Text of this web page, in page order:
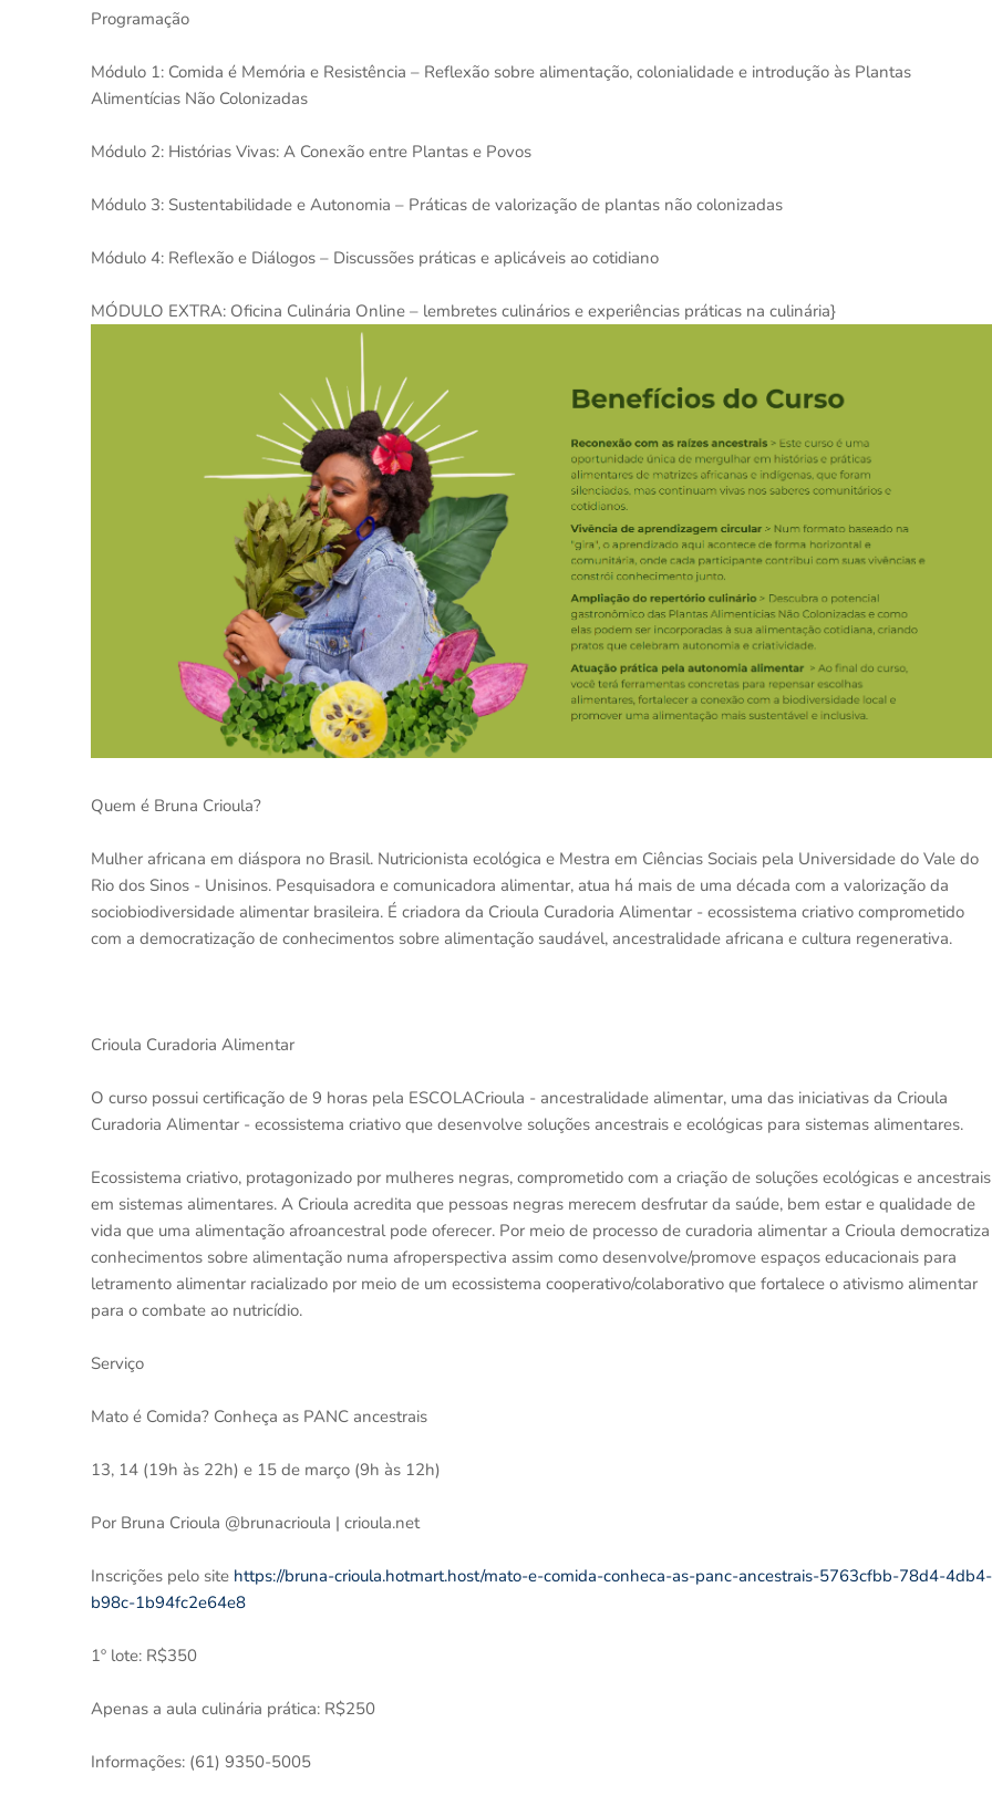
Programação
Módulo 1: Comida é Memória e Resistência – Reflexão sobre alimentação, colonialidade e introdução às Plantas
Alimentícias Não Colonizadas
Módulo 2: Histórias Vivas: A Conexão entre Plantas e Povos
Módulo 3: Sustentabilidade e Autonomia – Práticas de valorização de plantas não colonizadas
Módulo 4: Reflexão e Diálogos – Discussões práticas e aplicáveis ao cotidiano
MÓDULO EXTRA: Oficina Culinária Online – lembretes culinários e experiências práticas na culinária}
Quem é Bruna Crioula?
Mulher africana em diáspora no Brasil. Nutricionista ecológica e Mestra em Ciências Sociais pela Universidade do Vale do
Rio dos Sinos - Unisinos. Pesquisadora e comunicadora alimentar, atua há mais de uma década com a valorização da
sociobiodiversidade alimentar brasileira. É criadora da Crioula Curadoria Alimentar - ecossistema criativo comprometido
com a democratização de conhecimentos sobre alimentação saudável, ancestralidade africana e cultura regenerativa.
Crioula Curadoria Alimentar
O curso possui certificação de 9 horas pela ESCOLACrioula - ancestralidade alimentar, uma das iniciativas da Crioula
Curadoria Alimentar - ecossistema criativo que desenvolve soluções ancestrais e ecológicas para sistemas alimentares.
Ecossistema criativo, protagonizado por mulheres negras, comprometido com a criação de soluções ecológicas e ancestrais
em sistemas alimentares. A Crioula acredita que pessoas negras merecem desfrutar da saúde, bem estar e qualidade de
vida que uma alimentação afroancestral pode oferecer. Por meio de processo de curadoria alimentar a Crioula democratiza
conhecimentos sobre alimentação numa afroperspectiva assim como desenvolve/promove espaços educacionais para
letramento alimentar racializado por meio de um ecossistema cooperativo/colaborativo que fortalece o ativismo alimentar
para o combate ao nutricídio.
Serviço
Mato é Comida? Conheça as PANC ancestrais
13, 14 (19h às 22h) e 15 de março (9h às 12h)
Por Bruna Crioula @brunacrioula | crioula.net
Inscrições pelo site https://bruna-crioula.hotmart.host/mato-e-comida-conheca-as-panc-ancestrais-5763cfbb-78d4-4db4-
b98c-1b94fc2e64e8
1º lote: R$350
Apenas a aula culinária prática: R$250
Informações: (61) 9350-5005